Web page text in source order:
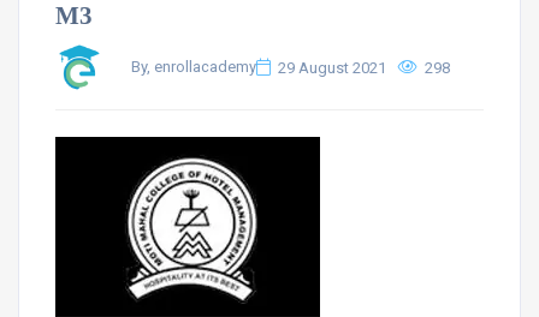
M3
By, enrollacademy 29 August 2021 298